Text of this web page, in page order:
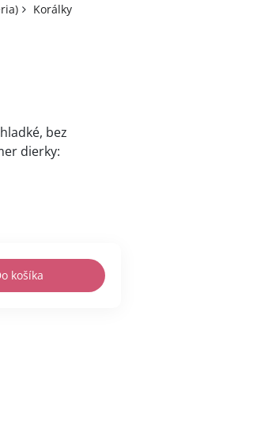
Korálky
bez
dierky:
Do košíka